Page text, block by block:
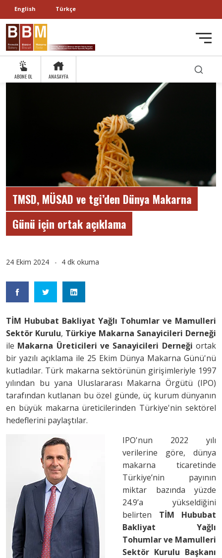
English Türkçe
ABONE OL ANASAYFA
TMSD, MÜSAD ve tgi’den Dünya Makarna
Günü için ortak açıklama
24 Ekim 2024 4 dk okuma
TİM Hububat Bakliyat Yağlı Tohumlar ve Mamulleri
Sektör Kurulu, Türkiye Makarna Sanayicileri Derneği
ile Makarna Üreticileri ve Sanayicileri Derneği ortak
bir yazılı açıklama ile 25 Ekim Dünya Makarna Günü'nü
kutladılar. Türk makarna sektörünün girişimleriyle 1997
yılından bu yana Uluslararası Makarna Örgütü (IPO)
tarafından kutlanan bu özel günde, üç kurum dünyanın
en büyük makarna üreticilerinden Türkiye'nin sektörel
hedeflerini paylaştılar.
IPO'nun 2022 yılı
verilerine göre, dünya
makarna ticaretinde
Türkiye’nin payının
miktar bazında yüzde
24.9’a yükseldiğini
belirten TİM Hububat
Bakliyat Yağlı
Tohumlar ve Mamulleri
Sektör Kurulu Başkanı